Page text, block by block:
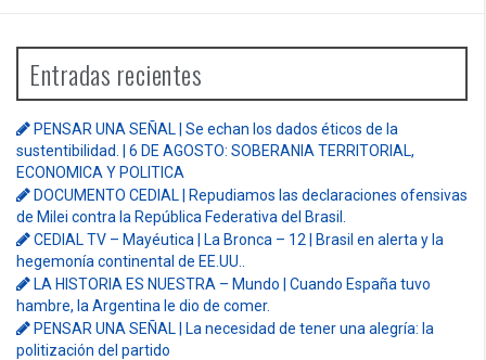
Entradas recientes
PENSAR UNA SEÑAL | Se echan los dados éticos de la
sustentibilidad. | 6 DE AGOSTO: SOBERANIA TERRITORIAL,
ECONOMICA Y POLITICA
DOCUMENTO CEDIAL | Repudiamos las declaraciones ofensivas
de Milei contra la República Federativa del Brasil.
CEDIAL TV – Mayéutica | La Bronca – 12 | Brasil en alerta y la
hegemonía continental de EE.UU..
LA HISTORIA ES NUESTRA – Mundo | Cuando España tuvo
hambre, la Argentina le dio de comer.
PENSAR UNA SEÑAL | La necesidad de tener una alegría: la
politización del partido